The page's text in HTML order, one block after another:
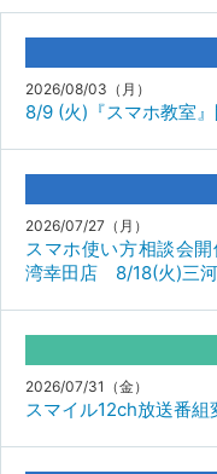
2026/08/03（月）
8/9 (火)『スマホ教室』
2026/07/27（月）
スマホ使い方相談会
湾幸田店 8/18(火)三河
2026/07/31（金）
スマイル12ch放送番